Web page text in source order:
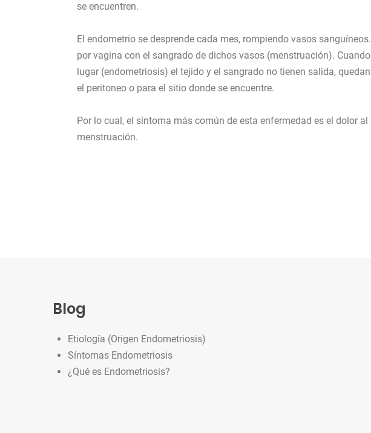
se encuentren.
El endometrio se desprende cada mes, rompiendo vasos
por vagina con el sangrado de dichos vasos (menstruación).
lugar (endometriosis) el tejido y el sangrado no tienen salida,
el peritoneo o para el sitio donde se encuentre.
Por lo cual, el síntoma más común de esta enfermedad es el dolor
menstruación.
Blog
Etiología (Origen Endometriosis)
Síntomas Endometriosis
¿Qué es Endometriosis?